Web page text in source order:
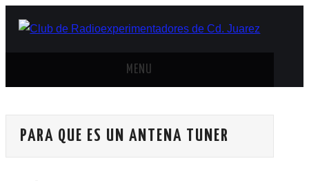
MENU
ANTENAS Y ACCESORIOS
PARA QUE ES UN ANTENA TUNER